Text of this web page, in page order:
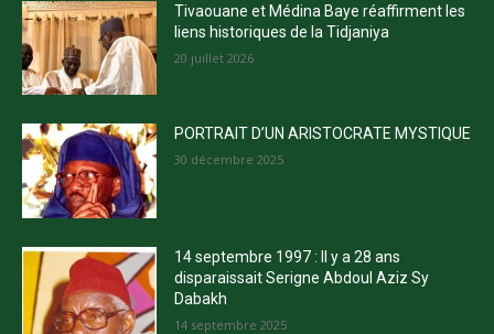
Tivaouane et Médina Baye réaffirment les
liens historiques de la Tidjaniya
20 juillet 2026
PORTRAIT D’UN ARISTOCRATE MYSTIQUE
30 décembre 2025
14 septembre 1997 : Il y a 28 ans
disparaissait Serigne Abdoul Aziz Sy
Dabakh
14 septembre 2025